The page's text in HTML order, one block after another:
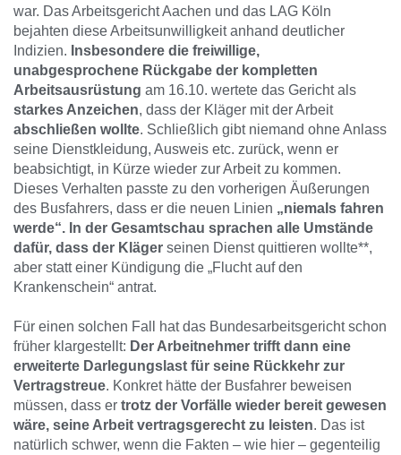
war. Das Arbeitsgericht Aachen und das LAG Köln
bejahten diese Arbeitsunwilligkeit anhand deutlicher
Indizien. Insbesondere die freiwillige,
unabgesprochene Rückgabe der kompletten
Arbeitsausrüstung am 16.10. wertete das Gericht als
starkes Anzeichen, dass der Kläger mit der Arbeit
abschließen wollte. Schließlich gibt niemand ohne Anlass
seine Dienstkleidung, Ausweis etc. zurück, wenn er
beabsichtigt, in Kürze wieder zur Arbeit zu kommen.
Dieses Verhalten passte zu den vorherigen Äußerungen
des Busfahrers, dass er die neuen Linien „niemals fahren
werde“. In der Gesamtschau sprachen alle Umstände
dafür, dass der Kläger seinen Dienst quittieren wollte**,
aber statt einer Kündigung die „Flucht auf den
Krankenschein“ antrat.
Für einen solchen Fall hat das Bundesarbeitsgericht schon
früher klargestellt: Der Arbeitnehmer trifft dann eine
erweiterte Darlegungslast für seine Rückkehr zur
Vertragstreue. Konkret hätte der Busfahrer beweisen
müssen, dass er trotz der Vorfälle wieder bereit gewesen
wäre, seine Arbeit vertragsgerecht zu leisten. Das ist
natürlich schwer, wenn die Fakten – wie hier – gegenteilig